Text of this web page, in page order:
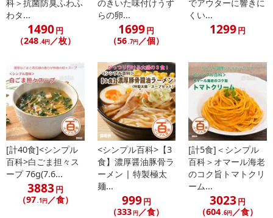
休業日
その他共通および商品カテゴリー別注意事項（※必ずご確認くだ
さい）
こちらの情報は2026-07-09 14:08:36.0 での情報となります。
科＞抗菌防臭ふわふ
わタ...
1490円
（248.4円／枚）
のきいた味付けうず
らの卵...
1699円
（56.7円／個）
でアウターに響きに
くい...
1299円
[計40食]<シンプル
百科>白ごま担々ス
ープ 76g(7.6...
3883円
（97.1円／食）
<シンプル百科>【3
食】濃厚醤油豚骨ラ
ーメン | 特製極太
麺...
999円
（333 円 ／食）
[計5食]＜シンプル
百科＞オマール海老
のコク旨トマトクリ
ーム...
3023円
（604.6円 ／食）